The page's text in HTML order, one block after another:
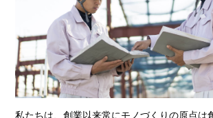
私たちは、創業以来常にモノづくりの原点は